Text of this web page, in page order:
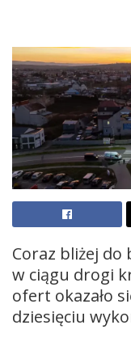
Coraz bliżej do
w ciągu drogi
ofert okazało
dziesięciu